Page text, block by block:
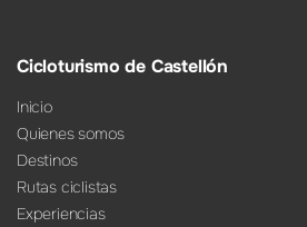
Cicloturismo de Castellón
Inicio
Quienes somos
Destinos
Rutas ciclistas
Experiencias